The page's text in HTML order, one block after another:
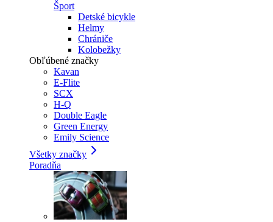
Šport
Detské bicykle
Helmy
Chrániče
Kolobežky
Obľúbené značky
Kavan
E-Flite
SCX
H-Q
Double Eagle
Green Energy
Emily Science
Všetky značky
Poradňa